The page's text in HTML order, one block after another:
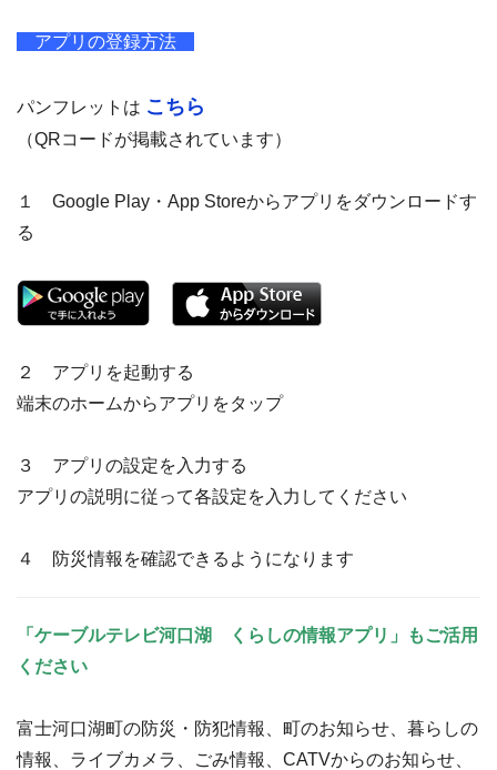
アプリの登録方法
パンフレットは こちら
（QRコードが掲載されています）
１ Google Play・App Storeからアプリをダウンロードす
る
２ アプリを起動する
端末のホームからアプリをタップ
３ アプリの設定を入力する
アプリの説明に従って各設定を入力してください
４ 防災情報を確認できるようになります
「ケーブルテレビ河口湖 くらしの情報アプリ」もご活用
ください
富士河口湖町の防災・防犯情報、町のお知らせ、暮らしの
情報、ライブカメラ、ごみ情報、CATVからのお知らせ、